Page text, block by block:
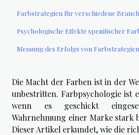
Farbstrategien für verschiedene
Psychologische Effekte spezifischer
Messung des Erfolgs von Farbstrategien
Die Macht der Farben ist in der
unbestritten. Farbpsychologie ist
wenn es geschickt
Wahrnehmung einer Marke stark
Dieser Artikel erkundet, wie die